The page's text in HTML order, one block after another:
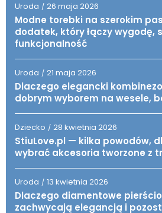
Uroda / 26 maja 2026
Modne torebki na szerokim
dodatek, który łączy wygodę,
funkcjonalność
Uroda / 21 maja 2026
Dlaczego elegancki
dobrym wyborem na wesele,
Dziecko / 28 kwietnia 2026
StiuLove.pl — kilka powodów,
wybrać akcesoria tworzone z
Uroda / 13 kwietnia 2026
Dlaczego diamentowe
zachwycają elegancją i